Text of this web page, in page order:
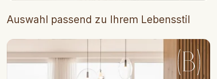
mehr verdienen
Wir schaffen eine innovative Plattform, auf der
jeder Makler Partner ist – nicht Angestellter.